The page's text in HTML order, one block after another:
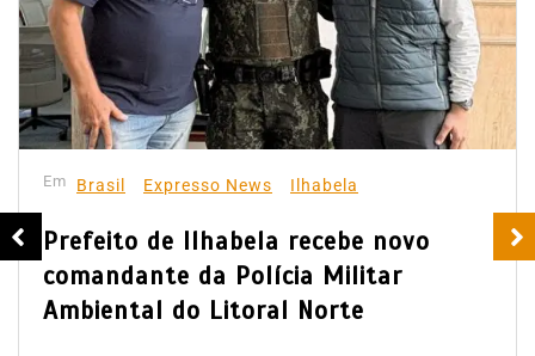
Em Brasil Expresso News Ilhabela
Prefeito de Ilhabela recebe novo
comandante da Polícia Militar
Ambiental do Litoral Norte